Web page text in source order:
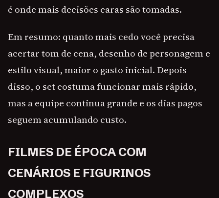
é onde mais decisões caras são tomadas.
Em resumo: quanto mais cedo você precisa
acertar tom de cena, desenho de personagem e
estilo visual, maior o gasto inicial. Depois
disso, o set costuma funcionar mais rápido,
mas a equipe continua grande e os dias pagos
seguem acumulando custo.
FILMES DE ÉPOCA COM
CENÁRIOS E FIGURINOS
COMPLEXOS